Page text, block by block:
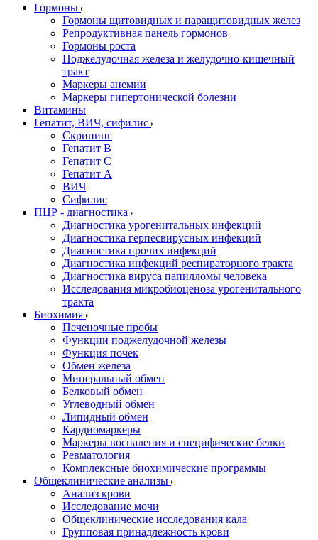
Гормоны
Гормоны щитовидных и паращитовидных желез
Репродуктивная панель гормонов
Гормоны роста
Поджелудочная железа и желудочно-кишечный
тракт
Маркеры анемии
Маркеры гипертонической болезни
Витамины
Гепатит, ВИЧ, сифилис
Скрининг
Гепатит В
Гепатит С
Гепатит А
ВИЧ
Сифилис
ПЦР - диагностика
Диагностика урогенитальных инфекций
Диагностика герпесвирусных инфекций
Диагностика прочих инфекций
Диагностика инфекций респираторного тракта
Диагностика вируса папилломы человека
Исследования микробиоценоза урогенитального
тракта
Биохимия
Печеночные пробы
Функции поджелудочной железы
Функция почек
Обмен железа
Минеральный обмен
Белковый обмен
Углеводный обмен
Липидный обмен
Кардиомаркеры
Маркеры воспаления и специфические белки
Ревматология
Комплексные биохимические программы
Общеклинические анализы
Анализ крови
Исследование мочи
Общеклинические исследования кала
Групповая принадлежность крови